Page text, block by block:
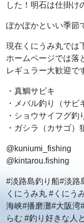
した！明石は仕掛け
ぽかぽかといい季節
現在くにうみ丸では
ホームページでは落
レギュラー大歓迎で
・真鯛サビキ
・メバル釣り（サビ
・ショウサイフグ釣
・ガシラ（カサゴ）
@kuniumi_fishing
@kintarou.fishing
#淡路島釣り船#淡路
くにうみ丸 #くにう
海峡#播磨灘#大阪湾
らむ #釣り好きな人